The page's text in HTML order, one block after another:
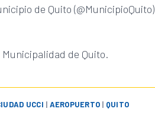
de Quito (@MunicipioQuito)
de Quito.
UCCI | AEROPUERTO | QUITO